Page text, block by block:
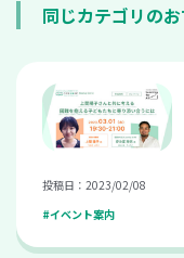
同じカテゴリの
投稿日：2023/02/08
#イベント案内